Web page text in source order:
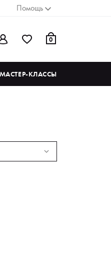
Помощь
0
МАСТЕР-КЛАССЫ